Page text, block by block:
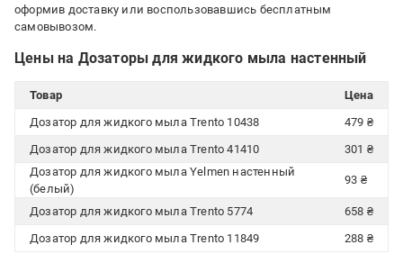
оформив доставку или воспользовавшись бесплатным
самовывозом.
Цены на Дозаторы для жидкого мыла настенный
Товар
Цена
Дозатор для жидкого мыла Trento 10438
479 ₴
Дозатор для жидкого мыла Trento 41410
301 ₴
Дозатор для жидкого мыла Yelmen настенный
(белый)
93 ₴
Дозатор для жидкого мыла Trento 5774
658 ₴
Дозатор для жидкого мыла Trento 11849
288 ₴